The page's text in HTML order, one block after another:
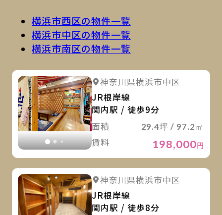
横浜市西区の物件一覧
横浜市中区の物件一覧
横浜市南区の物件一覧
詳細を見る 詳細を見る
神奈川県横浜市中区
JR根岸線
関内駅 / 徒歩9分
面積
29.4坪 / 97.2㎡
賃料 198,000円
詳細を見る 詳細を見る
神奈川県横浜市中区
JR根岸線
関内駅 / 徒歩8分